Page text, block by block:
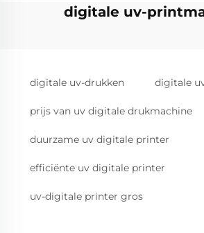
digitale uv-
digitale uv-drukken digitale
prijs van uv digitale drukmachine
duurzame uv digitale printer
efficiënte uv digitale printer
uv-digitale printer gros